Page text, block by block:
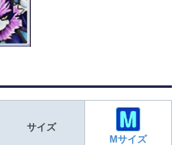
サイズ
Mサイズ